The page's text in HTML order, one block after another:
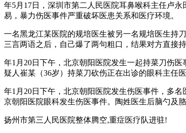
年5月17日，深圳市第二人民医院耳鼻喉科主任卢
易，暴力伤医事件严重破坏医患关系和医疗环境。
一名黑龙江某医院的规培医生被另一名规培医生持
三言两语之后，自己爆了两句粗口，结果对方直接
年1月20日下午，北京朝阳医院发生一起持菜刀伤
疑人崔某（36岁）持菜刀砍伤正在出诊的眼科主任
年1月20日下午，北京朝阳医院发生伤医事件，多
京朝阳医院眼科发生伤医事件。陶姓医生后脑勺及
扬州市第三人民医院整体腾空,重症医疗队进驻!